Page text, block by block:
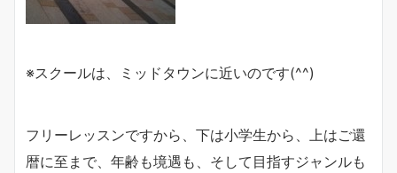
※スクールは、ミッドタウンに近いのです(^^)
フリーレッスンですから、下は小学生から、上はご還
暦に至まで、年齢も境遇も、そして目指すジャンルも